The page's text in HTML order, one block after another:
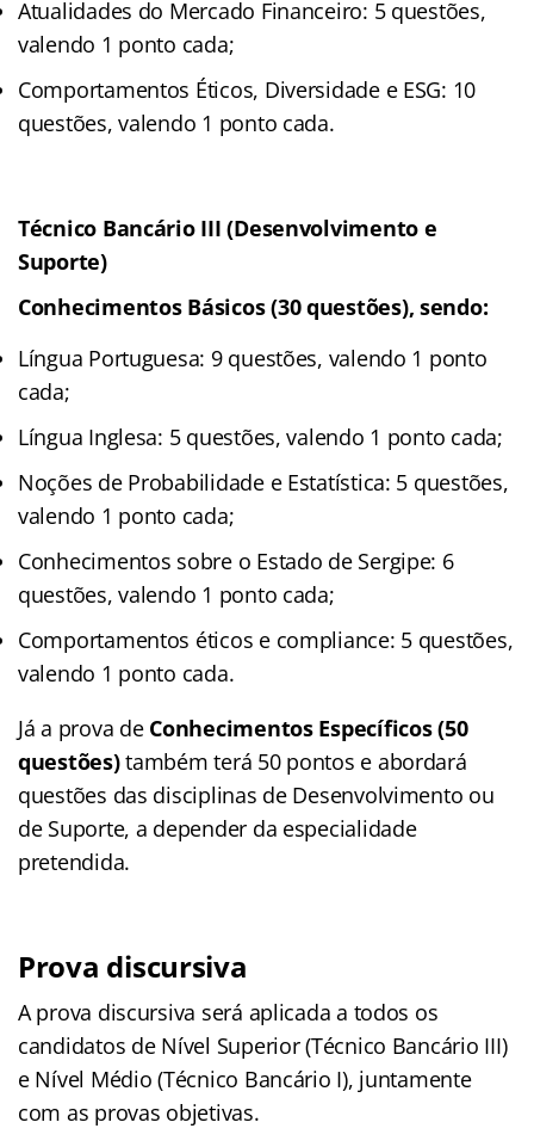
Atualidades do Mercado Financeiro: 5 questões,
valendo 1 ponto cada;
Comportamentos Éticos, Diversidade e ESG: 10
questões, valendo 1 ponto cada.
Técnico Bancário III (Desenvolvimento e
Suporte)
Conhecimentos Básicos (30 questões), sendo:
Língua Portuguesa: 9 questões, valendo 1 ponto
cada;
Língua Inglesa: 5 questões, valendo 1 ponto cada;
Noções de Probabilidade e Estatística: 5 questões,
valendo 1 ponto cada;
Conhecimentos sobre o Estado de Sergipe: 6
questões, valendo 1 ponto cada;
Comportamentos éticos e compliance: 5 questões,
valendo 1 ponto cada.
Já a prova de Conhecimentos Específicos (50
questões)também terá 50 pontos e abordará
questões das disciplinas de Desenvolvimento ou
de Suporte, a depender da especialidade
pretendida.
Prova discursiva
A prova discursiva será aplicada a todos os
candidatos de Nível Superior (Técnico Bancário III)
e Nível Médio (Técnico Bancário I), juntamente
com as provas objetivas.